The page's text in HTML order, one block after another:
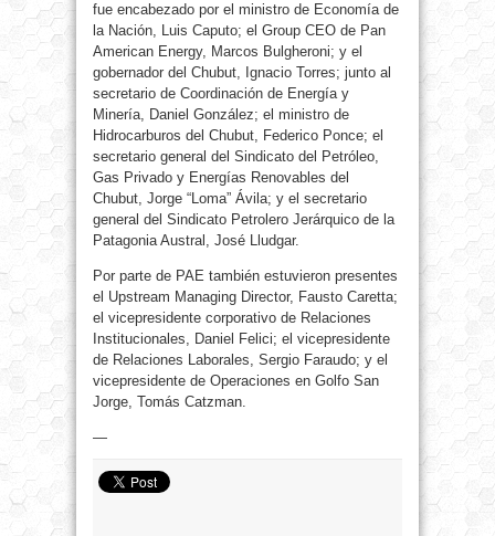
fue encabezado por el ministro de Economía de
la Nación, Luis Caputo; el Group CEO de Pan
American Energy, Marcos Bulgheroni; y el
gobernador del Chubut, Ignacio Torres; junto al
secretario de Coordinación de Energía y
Minería, Daniel González; el ministro de
Hidrocarburos del Chubut, Federico Ponce; el
secretario general del Sindicato del Petróleo,
Gas Privado y Energías Renovables del
Chubut, Jorge “Loma” Ávila; y el secretario
general del Sindicato Petrolero Jerárquico de la
Patagonia Austral, José Lludgar.
Por parte de PAE también estuvieron presentes
el Upstream Managing Director, Fausto Caretta;
el vicepresidente corporativo de Relaciones
Institucionales, Daniel Felici; el vicepresidente
de Relaciones Laborales, Sergio Faraudo; y el
vicepresidente de Operaciones en Golfo San
Jorge, Tomás Catzman.
—